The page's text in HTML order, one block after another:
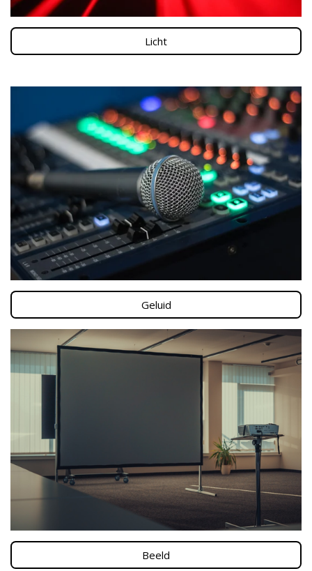
Licht
Geluid
Beeld